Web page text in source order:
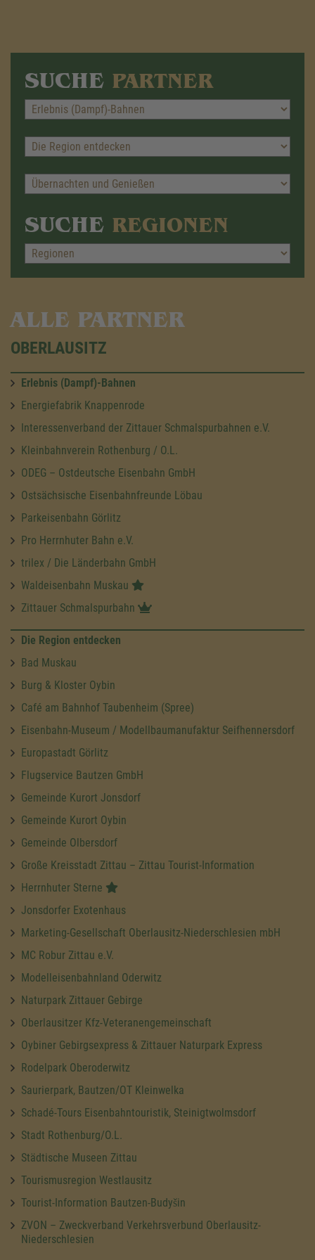
SUCHE PARTNER
SUCHE REGIONEN
ALLE PARTNER
OBERLAUSITZ
Erlebnis (Dampf)-Bahnen
Energiefabrik Knappenrode
Interessenverband der Zittauer Schmalspurbahnen e.V.
Kleinbahnverein Rothenburg / O.L.
ODEG – Ostdeutsche Eisenbahn GmbH
Ostsächsische Eisenbahnfreunde Löbau
Parkeisenbahn Görlitz
Pro Herrnhuter Bahn e.V.
trilex / Die Länderbahn GmbH
Waldeisenbahn Muskau
Zittauer Schmalspurbahn
Die Region entdecken
Bad Muskau
Burg & Kloster Oybin
Café am Bahnhof Taubenheim (Spree)
Eisenbahn-Museum / Modellbaumanufaktur Seifhennersdorf
Europastadt Görlitz
Flugservice Bautzen GmbH
Gemeinde Kurort Jonsdorf
Gemeinde Kurort Oybin
Gemeinde Olbersdorf
Große Kreisstadt Zittau – Zittau Tourist-Information
Herrnhuter Sterne
Jonsdorfer Exotenhaus
Marketing-Gesellschaft Oberlausitz-Niederschlesien mbH
MC Robur Zittau e.V.
Modelleisenbahnland Oderwitz
Naturpark Zittauer Gebirge
Oberlausitzer Kfz-Veteranengemeinschaft
Oybiner Gebirgsexpress & Zittauer Naturpark Express
Rodelpark Oberoderwitz
Saurierpark, Bautzen/OT Kleinwelka
Schadé-Tours Eisenbahntouristik, Steinigtwolmsdorf
Stadt Rothenburg/O.L.
Städtische Museen Zittau
Tourismusregion Westlausitz
Tourist-Information Bautzen-Budyšin
ZVON – Zweckverband Verkehrsverbund Oberlausitz-
Niederschlesien